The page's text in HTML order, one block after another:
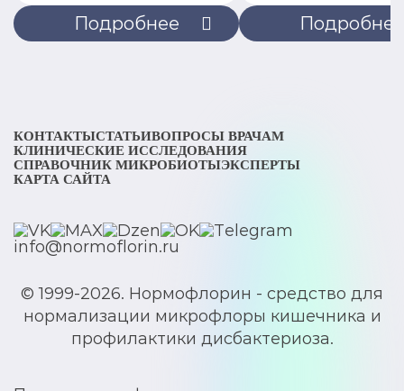
Подробнее Подробнее
КОНТАКТЫСТАТЬИВОПРОСЫ ВРАЧАМ
КЛИНИЧЕСКИЕ ИССЛЕДОВАНИЯ
СПРАВОЧНИК МИКРОБИОТЫЭКСПЕРТЫ
КАРТА САЙТА
info@normoflorin.ru
© 1999-2026. Нормофлорин - средство для
нормализации микрофлоры кишечника и
профилактики дисбактериоза.